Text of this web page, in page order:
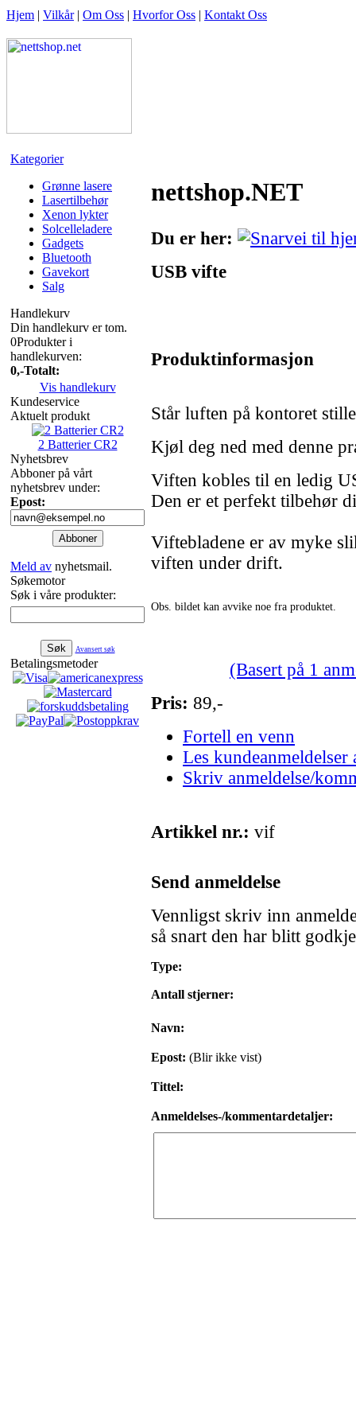
Hjem | Vilkår | Om Oss | Hvorfor Oss | Kontakt Oss
Kategorier
Grønne lasere
Lasertilbehør
Xenon lykter
Solcelleladere
Gadgets
Bluetooth
Gavekort
Salg
Handlekurv
Din handlekurv er tom.
0Produkter i
handlekurven:
0,-Totalt:
Vis handlekurv
Kundeservice
Aktuelt produkt
2 Batterier CR2
Nyhetsbrev
Abboner på vårt
nyhetsbrev under:
Epost:
Meld av nyhetsmail.
Søkemotor
Søk i våre produkter:
Avansert søk
Betalingsmetoder
nettshop.NET
Du er her:
USB vifte
Produktinformasjon
Står luften på kontoret
Kjøl deg ned med denne
Viften kobles til en ledig
Den er et perfekt tilbehør
Viftebladene er av myke
viften under drift.
Obs. bildet kan avvike noe fra produktet.
(Basert på 1
Pris: 89,-
Fortell en venn
Les kundeanmeldelser
Skriv anmeldelse/
Artikkel nr.: vif
Send anmeldelse
Vennligst skriv inn
så snart den har blitt
Type:
Antall stjerner:
Navn:
Epost: (Blir ikke vist)
Tittel:
Anmeldelses-/kommentardetaljer: